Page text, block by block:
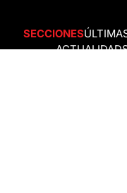
SECCIONES
ACTUALIDAD